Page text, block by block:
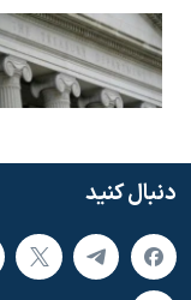
دنبال کنید